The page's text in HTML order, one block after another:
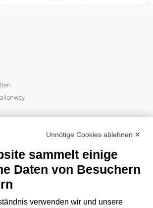
Unnötige Cookies ablehnen ✕
sammelt einige
Daten von Besuchern
verwenden wir und unsere